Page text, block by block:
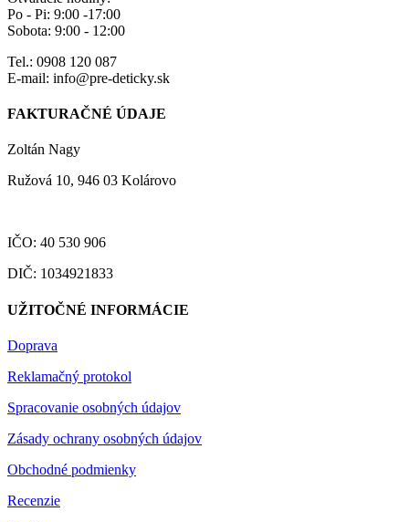
Po - Pi: 9:00 -17:00
Sobota: 9:00 - 12:00
Tel.: 0908 120 087
E-mail: info@pre-deticky.sk
FAKTURAČNÉ ÚDAJE
Zoltán Nagy
Ružová 10, 946 03 Kolárovo
IČO: 40 530 906
DIČ: 1034921833
UŽITOČNÉ INFORMÁCIE
Doprava
Reklamačný protokol
Spracovanie osobných údajov
Zásady ochrany osobných údajov
Obchodné podmienky
Recenzie